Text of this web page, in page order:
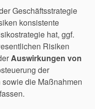
Geschäftsstrategie
konsistente
hat, ggf.
Risiken
Auswirkungen von
der
die Maßnahmen